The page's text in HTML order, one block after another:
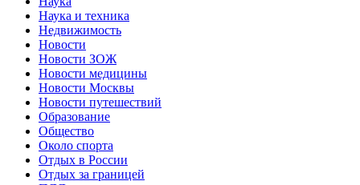
Наука и техника
Недвижимость
Новости
Новости ЗОЖ
Новости медицины
Новости Москвы
Новости путешествий
Образование
Общество
Около спорта
Отдых в России
Отдых за границей